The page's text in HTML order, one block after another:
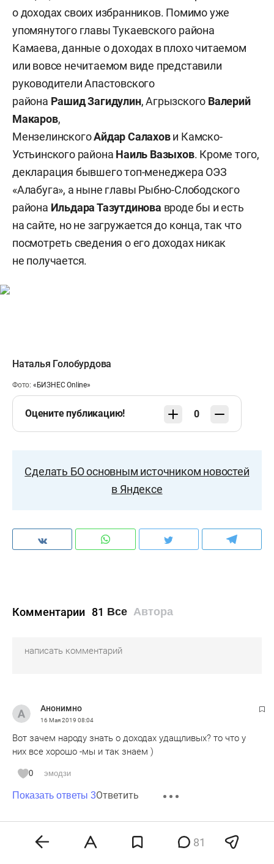
о доходах своих избранников. Помимо уже
упомянутого главы Тукаевского района
Камаева, данные о доходах в плохо читаемом
или вовсе нечитаемом виде представили
руководители Апастовского
района Рашид Загидулин, Агрызского Валерий
Макаров,
МензелинскогоАйдар Салахови Камско-
Устьинского района Наиль Вазыхов. Кроме того,
декларация бывшего топ-менеджера ОЭЗ
«Алабуга», а ныне главы Рыбно-Слободского
района Ильдара Тазутдинова вроде бы и есть
на сайте, но не загружается до конца, так что
посмотреть сведения о его доходах никак
не получается.
Наталья Голобурдова
Фото: «БИЗНЕС Online»
Оцените публикацию! 0
Сделать БО основным источником новостей
в Яндексе
Комментарии 81 Все Автора
Анонимно
16 Мая 2019 08:04
Вот зачем народу знать о доходах удащливых? то что у
них все хорошо -мы и так знаем )
0 эмодзи
Показать ответы 3Ответить
Анонимно 81